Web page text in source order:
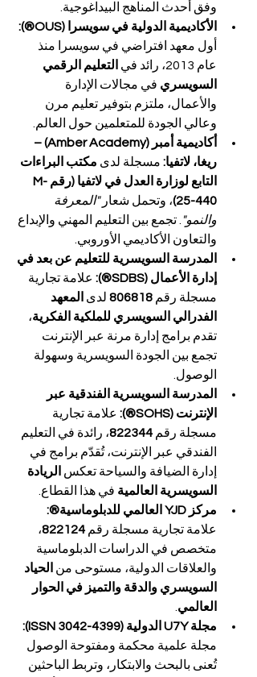
وفق أحدث المناهج البيداغوجية.
الأكاديمية الدولية في سويسرا (OUS®):
أول معهد افتراضي في سويسرا منذ
عام 2013، رائد في
التعليم الرقمي
السويسري في مجالات الإدارة
والأعمال، ملتزم بتوفير تعليم مرن
وعالي الجودة للمتعلمين حول العالم.
أكاديمية أمبر (Amber Academy) –
ريغا، لاتفيا: مسجلة لدى مكتب البراءات
التابع لوزارة العدل في لاتفيا (رقم M-
25-440) ، وتحمل شعار "المعرفة
والنمو" . تجمع بين التعليم المهني والإبداع
والتعاون الأكاديمي الأوروبي.
المدرسة السويسرية للتعليم عن بعد في
إدارة الأعمال (SDBS®):
علامة تجارية
مسجلة رقم 806818 لدى المعهد
الفدرالي السويسري للملكية الفكرية،
تقدم برامج إدارة مرنة عبر الإنترنت
تجمع بين الجودة السويسرية وسهولة
الوصول.
المدرسة السويسرية الفندقية عبر
الإنترنت (SOHS®):
علامة تجارية
مسجلة رقم 822344، رائدة في التعليم
الفندقي عبر الإنترنت، تُقدّم برامج في
إدارة الضيافة والسياحة تعكس الريادة
السويسرية العالمية في هذا القطاع.
مركز YJD العالمي للدبلوماسية®:
علامة تجارية مسجلة رقم 822124،
متخصص في الدراسات الدبلوماسية
والعلاقات الدولية، مستوحى من الحياد
السويسري والدقة والتميز في الحوار
العالمي
مجلة U7Y الدولية (ISSN 3042-4399):
مجلة علمية محكمة ومفتوحة الوصول
تُعنى بالبحث والابتكار، وتربط الباحثين